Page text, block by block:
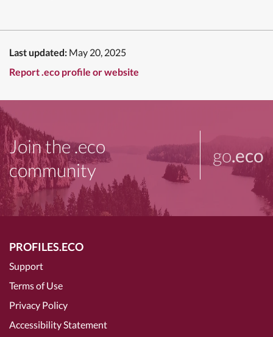
Last updated: May 20, 2025
Report .eco profile or website
Join the .eco
community
go.eco
PROFILES.ECO
Support
Terms of Use
Privacy Policy
Accessibility Statement